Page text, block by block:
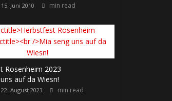
Juni 2010 min read
Rosenheim 2023
auf da Wiesn!
August 2023 min read